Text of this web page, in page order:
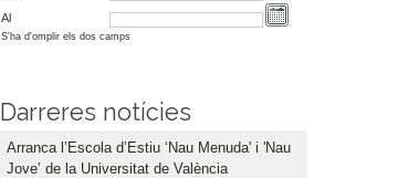
Al
S'ha d'omplir els dos camps
Darreres notícies
Arranca l’Escola d’Estiu ‘Nau Menuda' i 'Nau
Jove’ de la Universitat de València